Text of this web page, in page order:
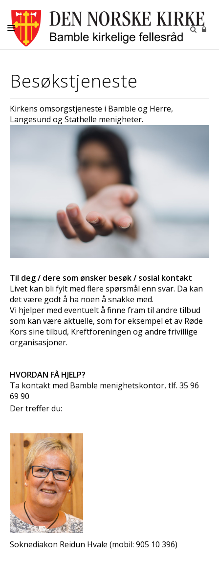
MENIGHETENE
VOKSNE
GRAVPLASSMYNDIGHETEN
Besøkstjeneste
Kirkens omsorgstjeneste i Bamble og Herre,
Langesund og Stathelle menigheter.
Til deg / dere som ønsker besøk / sosial kontakt
Livet kan bli fylt med flere spørsmål enn svar. Da kan
det være godt å ha noen å snakke med.
Vi hjelper med eventuelt å finne fram til andre tilbud
som kan være aktuelle, som for eksempel et av Røde
Kors sine tilbud, Kreftforeningen og andre frivillige
organisasjoner.
HVORDAN FÅ HJELP?
Ta kontakt med Bamble menighetskontor, tlf. 35 96
69 90
Der treffer du:
Soknediakon Reidun Hvale (mobil: 905 10 396)